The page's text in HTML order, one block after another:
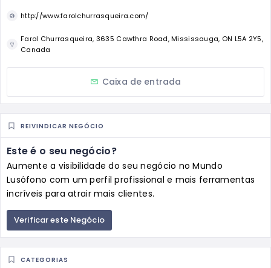
http://www.farolchurrasqueira.com/
Farol Churrasqueira, 3635 Cawthra Road, Mississauga, ON L5A 2Y5,
Canada
Caixa de entrada
REIVINDICAR NEGÓCIO
Este é o seu negócio?
Aumente a visibilidade do seu negócio no Mundo
Lusófono com um perfil profissional e mais ferramentas
incríveis para atrair mais clientes.
Verificar este Negócio
CATEGORIAS